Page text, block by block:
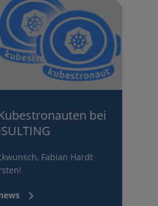
bei
Fabian Hardt